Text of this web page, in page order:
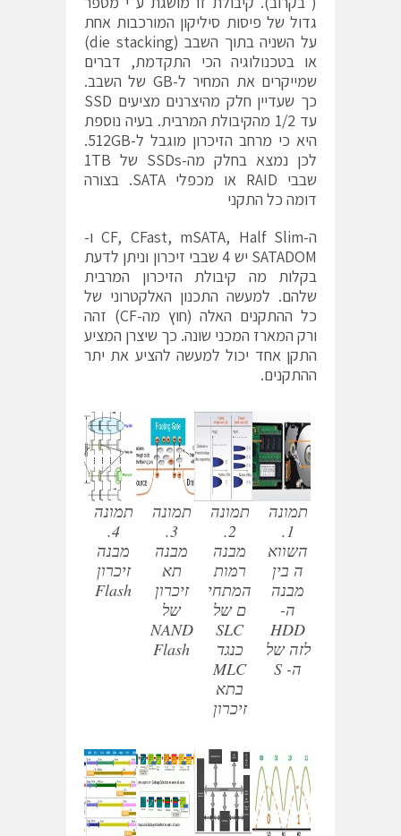
גדול של פיסות סיליקון המורכבות אחת
על השניה בתוך השבב (die stacking)
או בטכנולוגיה הכי התקדמת, דברים
שמייקרים את המחיר ל-GB של השבב.
כך שעדיין חלק מהיצרנים מציעים SSD
עד 1/2 מהקיבולת המרבית. בעיה נוספת
היא כי מרחב הזיכרון מוגבל ל-512GB.
לכן נמצא בחלק מה-SSDs של 1TB
שבבי RAID או מכפלי SATA. בצורה
דומה כל התקני
ה-CF, CFast, mSATA, Half Slim ו-
SATADOM יש 4 שבבי זיכרון וניתן לדעת
בקלות מה קיבולת הזיכרון המרבית
שלהם. למעשה התכנון האלקטרוני של
כל ההתקנים האלה (חוץ מה-CF) זהה
ורק המארז המכני שונה. כך שיצרן המציע
התקן אחד יכול למעשה להציע את יתר
ההתקנים.
תמונה
1.
השווא
ה בין
מבנה
ה-
HDD
לזה של
ה- S
תמונה
2.
מבנה
רמות
המתחי
ם של
SLC
כנגד
MLC
בתא
זיכרון
תמונה
3.
מבנה
תא
זיכרון
של
NAND
Flash
תמונה
4.
מבנה
זיכרון
Flash